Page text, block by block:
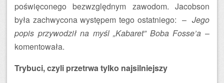
poświęconego bezwzględnym zawodom. Jacobson
była zachwycona występem tego ostatniego: – Jego
popis przywodził na myśl „Kabaret” Boba Fosse’a –
komentowała.
Trybuci, czyli przetrwa tylko najsilniejszy